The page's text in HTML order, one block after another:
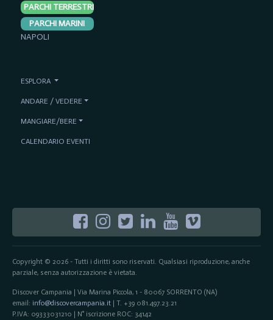
Copyright © 2026 - Tutti i diritti sono riservati. Qualsiasi riproduzione, anche
parziale, senza autorizzazione è vietata.
Discover Campania | Via Marina Piccola, 1 - 80067 SORRENTO (NA)
email: info@discovercampania.it| T. +39 081.497.23.21
P.IVA: 09333031210 | N° iscrizione ROC: 34142
PARCHI TERRESTRI
PARCHI MARINI
NAPOLI
ESPLORA
ANDARE / VEDERE
MANGIARE/BERE
CALENDARIO EVENTI